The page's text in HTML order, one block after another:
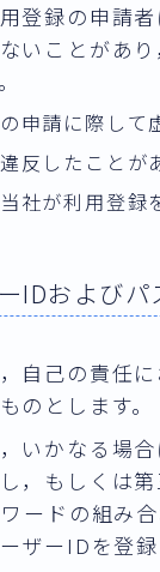
登録の申請
いことがあ
申請に際して
反したことが
社が利用登録
IDおよびパ
自己の責任
のとします。
いかなる場
，もしくは
ードの組み
ザーIDを登